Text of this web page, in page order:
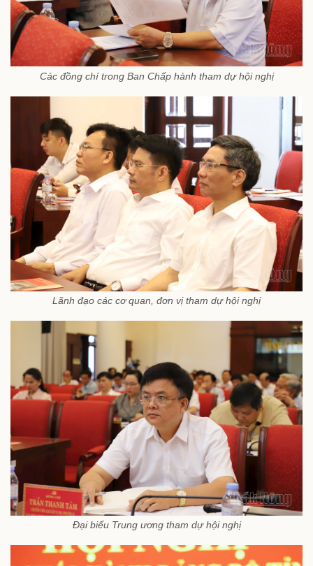
Các đồng chí trong Ban Chấp hành tham dự hội nghị
Lãnh đạo các cơ quan, đơn vị tham dự hội nghị
Đại biểu Trung ương tham dự hội nghị